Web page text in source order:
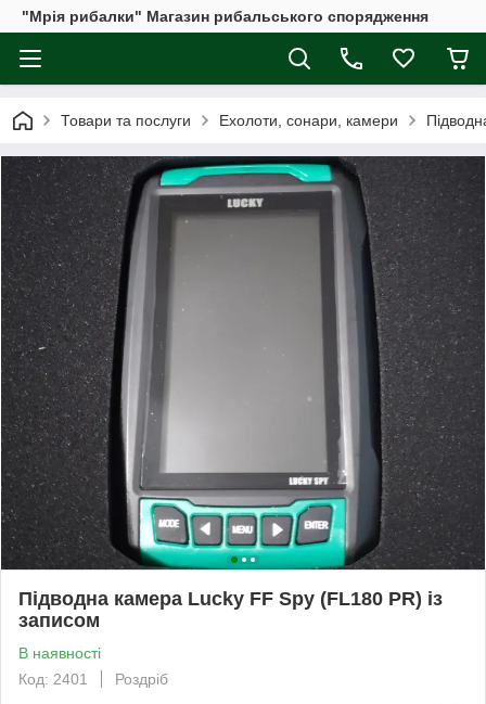
"Мрія рибалки" Магазин рибальського спорядження
Товари та послуги Ехолоти, сонари, камери
Підводна камера Lucky FF Spy (FL180 PR) із
записом
В наявності
Код: 2401
Роздріб